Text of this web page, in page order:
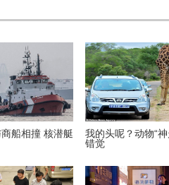
船相撞 核潜艇
我的头呢？动物“
错觉